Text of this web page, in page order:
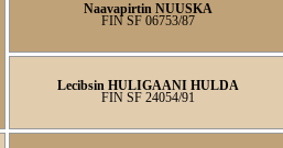
Naavapirtin NUUSKA
FIN SF 06753/87
Lecibsin HULIGAANI HULDA
FIN SF 24054/91